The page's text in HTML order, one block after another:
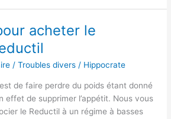
acheter le
/Troubles divers / Hippocrate
de faire perdre du poids étant donné
effet de supprimer l’appétit. Nous vous
le Reductil à un régime à basses